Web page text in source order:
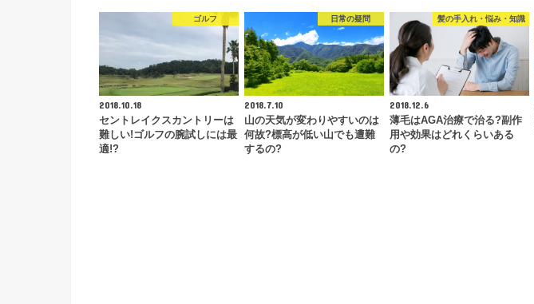
ゴルフ
2018.10.18
セントレイクスカントリーは
難しい!ゴルフの腕試しには最
適!?
日常の疑問
2018.7.10
山の天気が変わりやすいのは
何故?標高が低い山でも遭難
するの?
髪の手入れ・悩み・知識
2018.12.6
薄毛はAGA治療で治る?副作
用や効果はどれくらいある
の?